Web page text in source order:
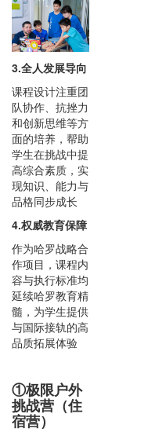
3.全人发展导向
课程设计注重团
队协作、抗挫力
和创新思维等方
面的培养，帮助
学生在挑战中提
高综合素质，实
现知识、能力与
品格同步成长
4.权威教育保障
作为哈罗战略合
作项目，课程内
容与执行标准均
延续哈罗教育精
髓，为学生提供
与国际接轨的高
品质拓展体验
①极限户外
挑战营（住
宿营）